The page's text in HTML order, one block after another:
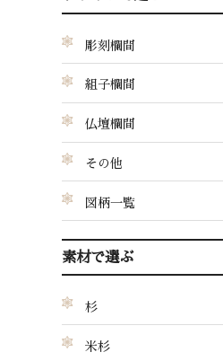
彫刻欄間
組子欄間
仏壇欄間
その他
図柄一覧
素材で選ぶ
杉
米杉